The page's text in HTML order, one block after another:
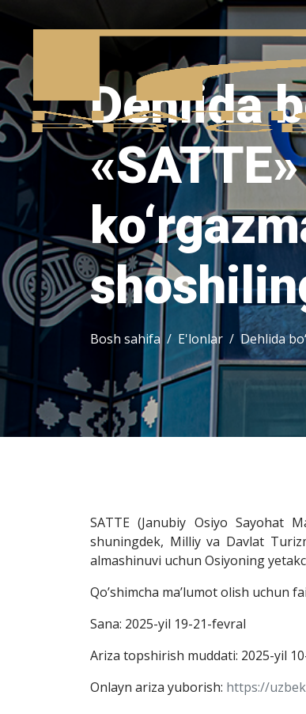
Dehlida
Bosh sahifa E'lonlar Dehlida
SATTE (Janubiy Osiyo Sayohat
shuningdek, Milliy va Davlat
almashinuvi uchun Osiyoning
Qo’shimcha ma’lumot olish uchun
Sana: 2025-yil 19-21-fevral
Ariza topshirish muddati: 2025-yil
Onlayn ariza yuborish: https://